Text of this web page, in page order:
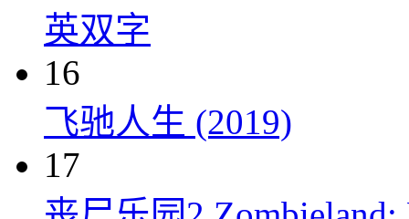
英双字
16
飞驰人生 (2019)
17